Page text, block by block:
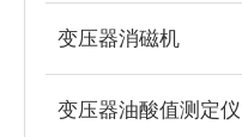
变压器消磁机
变压器油酸值测定仪